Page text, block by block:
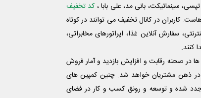
سینماتیکت، بانی مد، علی‌ بابا ، کد تخفیف
کاربران در کانال تخفیف می توانند در کوتاه
سفارش آنلاین غذا، اپراتورهای مخابراتی،
کنند.
ها در صحنه رقابت و افزایش بازدید و آمار فروش
ذهن مشتریان خواهد شد. چنین کمپین های
شده و توسعه و رونق کسب و کار در فضای